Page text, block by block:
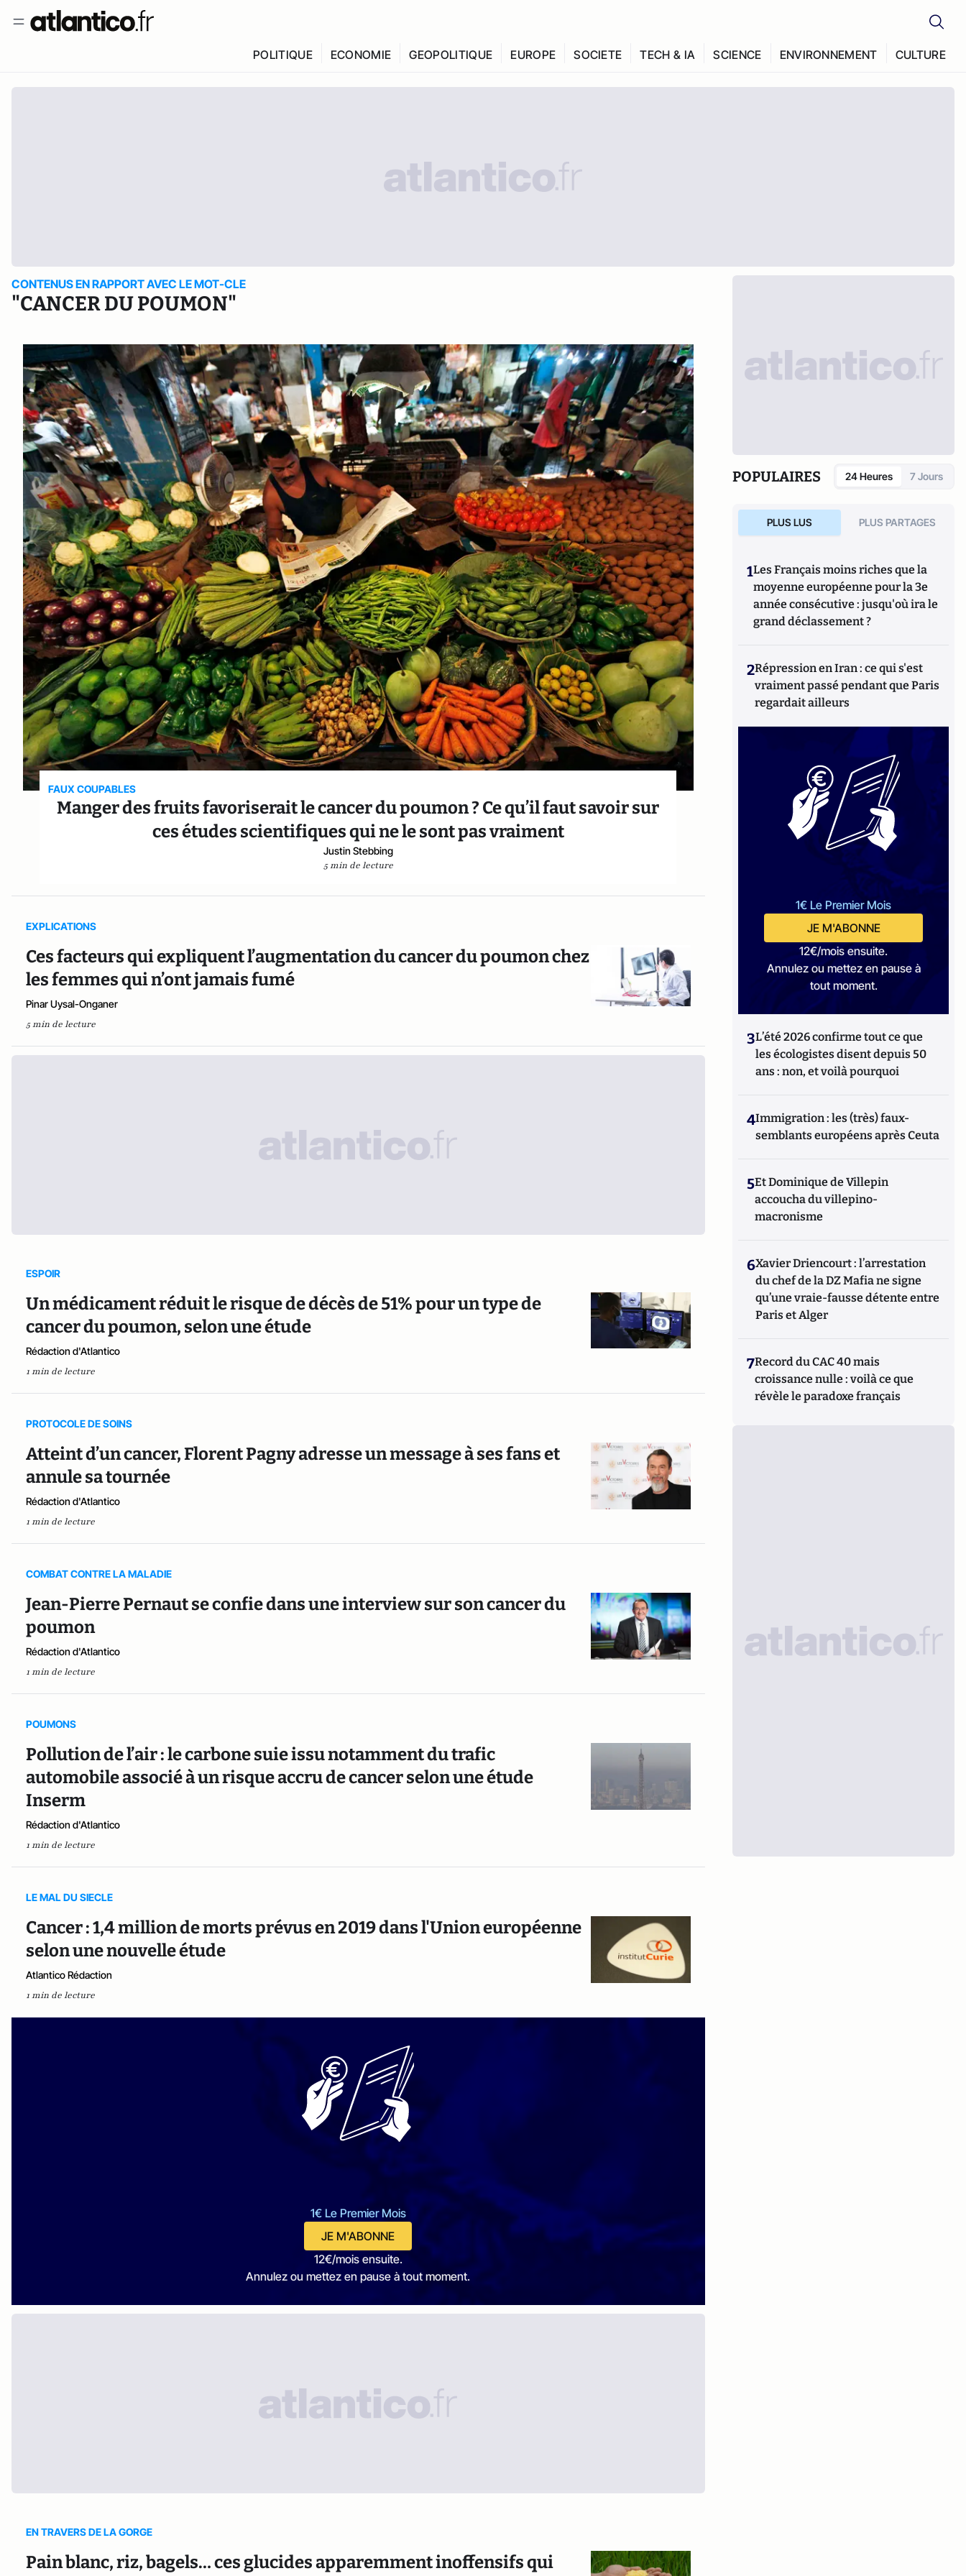
POLITIQUE ECONOMIE GEOPOLITIQUE EUROPE SOCIETE TECH & IA SCIENCE ENVIRONNEMENT CULTURE
CONTENUS EN RAPPORT AVEC LE MOT-CLE
"CANCER DU POUMON"
FAUX COUPABLES
Manger des fruits favoriserait le cancer du poumon ? Ce qu’il faut savoir sur
ces études scientifiques qui ne le sont pas vraiment
Justin Stebbing
5 min de lecture
EXPLICATIONS
Ces facteurs qui expliquent l’augmentation du cancer du poumon chez
les femmes qui n’ont jamais fumé
Pinar Uysal-Onganer
5 min de lecture
ESPOIR
Un médicament réduit le risque de décès de 51% pour un type de
cancer du poumon, selon une étude
Rédaction d'Atlantico
1 min de lecture
PROTOCOLE DE SOINS
Atteint d’un cancer, Florent Pagny adresse un message à ses fans et
annule sa tournée
Rédaction d'Atlantico
1 min de lecture
COMBAT CONTRE LA MALADIE
Jean-Pierre Pernaut se confie dans une interview sur son cancer du
poumon
Rédaction d'Atlantico
1 min de lecture
POUMONS
Pollution de l’air : le carbone suie issu notamment du trafic
automobile associé à un risque accru de cancer selon une étude
Inserm
Rédaction d'Atlantico
1 min de lecture
LE MAL DU SIECLE
Cancer : 1,4 million de morts prévus en 2019 dans l'Union européenne
selon une nouvelle étude
Atlantico Rédaction
1 min de lecture
1€ Le Premier Mois
JE M'ABONNE
12€/mois ensuite.
Annulez ou mettez en pause à tout moment.
EN TRAVERS DE LA GORGE
Pain blanc, riz, bagels… ces glucides apparemment inoffensifs qui
POPULAIRES 24 Heures 7 Jours
PLUS LUS PLUS PARTAGES
1Les Français moins riches que la
moyenne européenne pour la 3e
année consécutive : jusqu'où ira le
grand déclassement ?
2Répression en Iran : ce qui s'est
vraiment passé pendant que Paris
regardait ailleurs
1€ Le Premier Mois
JE M'ABONNE
12€/mois ensuite.
Annulez ou mettez en pause à
tout moment.
3L’été 2026 confirme tout ce que
les écologistes disent depuis 50
ans : non, et voilà pourquoi
4Immigration : les (très) faux-
semblants européens après Ceuta
5Et Dominique de Villepin
accoucha du villepino-
macronisme
6Xavier Driencourt : l’arrestation
du chef de la DZ Mafia ne signe
qu’une vraie-fausse détente entre
Paris et Alger
7Record du CAC 40 mais
croissance nulle : voilà ce que
révèle le paradoxe français